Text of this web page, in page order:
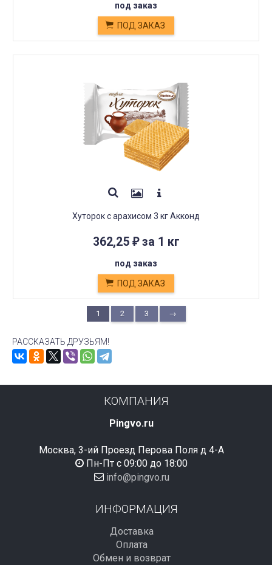
под заказ
ПОД ЗАКАЗ
Хуторок с арахисом 3 кг Акконд
362,25 ₽за 1 кг
под заказ
ПОД ЗАКАЗ
1 2 3 →
РАССКАЗАТЬ ДРУЗЬЯМ!
КОМПАНИЯ
Pingvo.ru
Москва, 3-ий Проезд Перова Поля д 4-А
Пн-Пт с 09:00 до 18:00
info@pingvo.ru
ИНФОРМАЦИЯ
Доставка
Оплата
Обмен и возврат